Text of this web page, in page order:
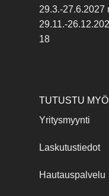
29.3.-27.6.2027
29.11.-
18
TUTUSTU
Yritysmyynti
Laskutustiedot
Hautauspalvelu